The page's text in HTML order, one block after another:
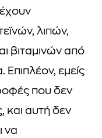
λιπών,
βιταμινών από
Επιπλέον, εμείς
που δεν
και αυτή δεν
να